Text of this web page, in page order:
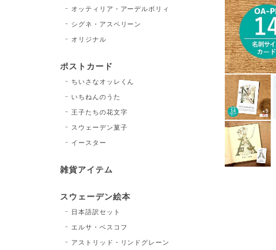
オッティリア・アーデルボリィ
シグネ・アスペリーン
オリジナル
ポストカード
ちいさなオッレくん
いちねんのうた
王子たちの花文字
スウェーデン菓子
イースター
雑貨アイテム
スウェーデン絵本
日本語訳セット
エルサ・ベスコフ
アストリッド・リンドグレーン